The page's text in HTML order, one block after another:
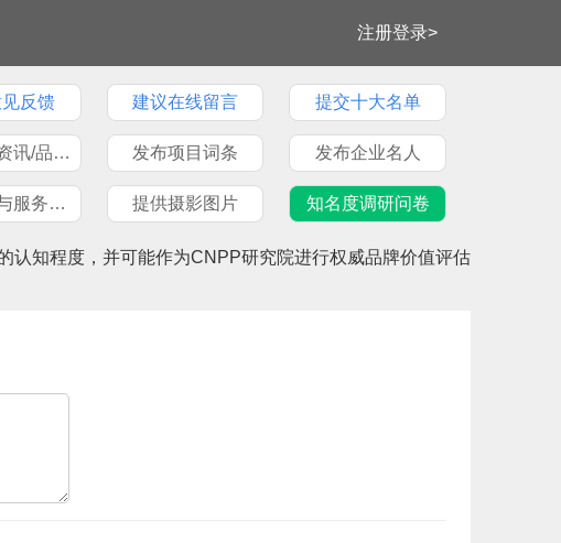
注册登录>
反馈 建议在线留言 提交十大名单
发布企业资讯/品牌文章 发布项目词条 发布企业名人
发布销售与服务网点 提供摄影图片 知名度调研问卷
认知程度，并可能作为CNPP研究院进行权威品牌价值评估